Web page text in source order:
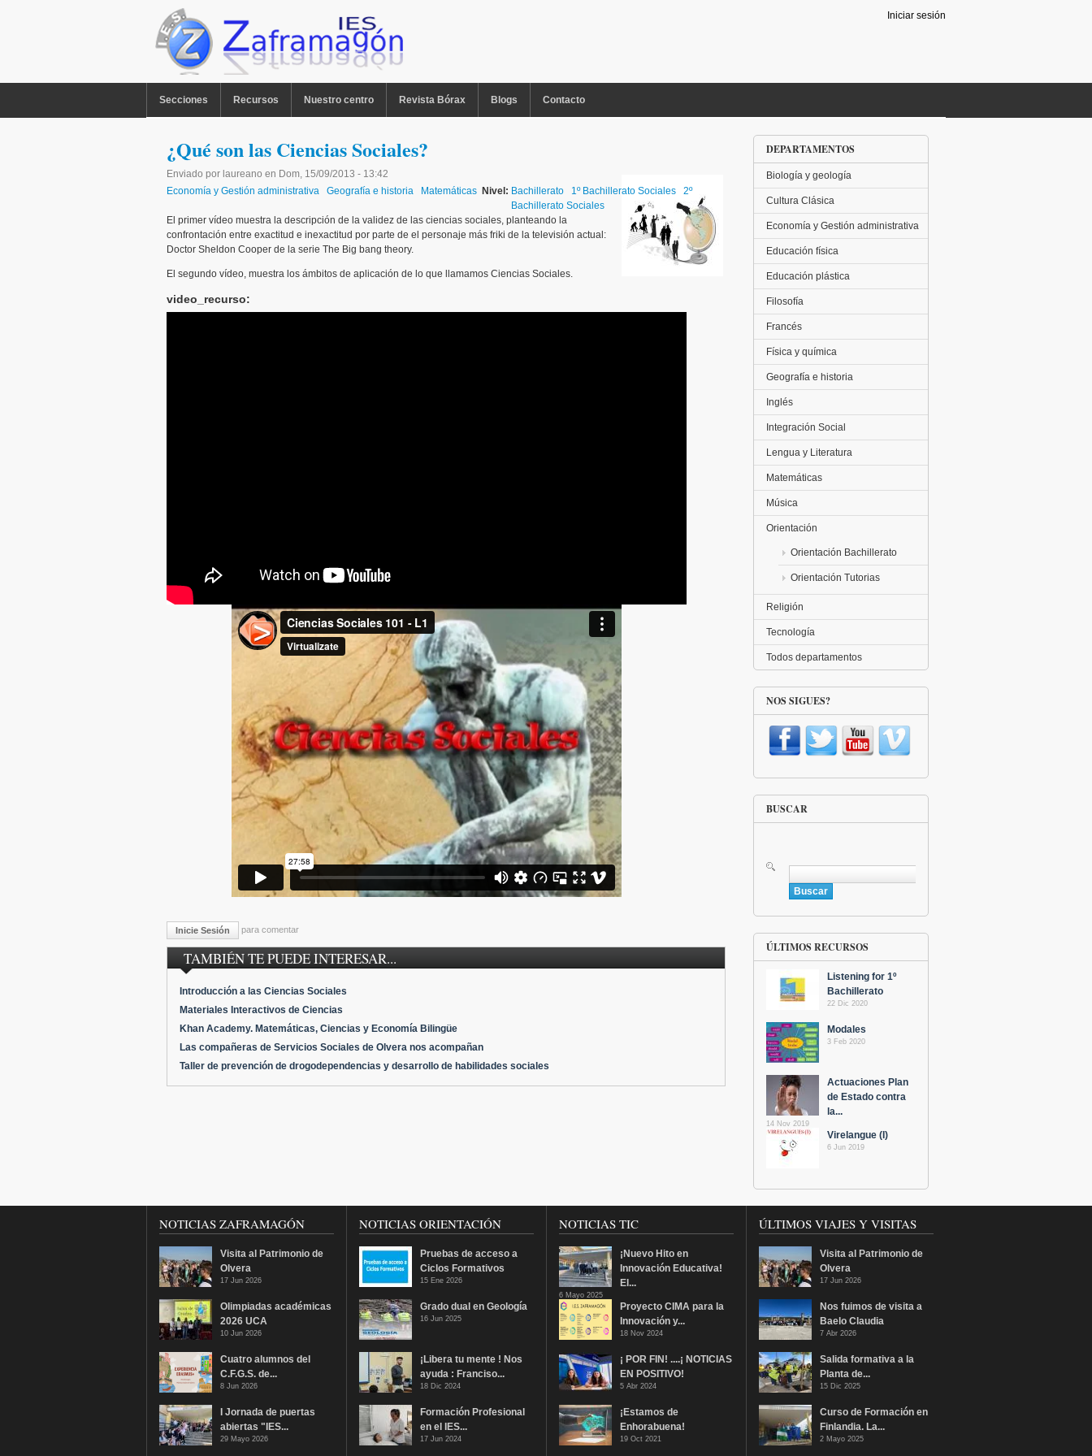
Iniciar sesión
Secciones Recursos Nuestro centro Revista Bórax Blogs Contacto
¿Qué son las Ciencias Sociales?
Enviado por laureano en Dom, 15/09/2013 - 13:42
Economía y Gestión administrativa
Geografía e historia Matemáticas Nivel: Bachillerato 1º Bachillerato Sociales
2º
Bachillerato Sociales
El primer vídeo muestra la descripción de la validez de las ciencias sociales, planteando la
confrontación entre exactitud e inexactitud por parte de el personaje más friki de la televisión actual:
Doctor Sheldon Cooper de la serie The Big bang theory.
El segundo vídeo, muestra los ámbitos de aplicación de lo que llamamos Ciencias Sociales.
video_recurso:
Inicie Sesión para comentar
TAMBIÉN TE PUEDE INTERESAR...
Introducción a las Ciencias Sociales
Materiales Interactivos de Ciencias
Khan Academy. Matemáticas, Ciencias y Economía Bilingüe
Las compañeras de Servicios Sociales de Olvera nos acompañan
Taller de prevención de drogodependencias y desarrollo de habilidades sociales
DEPARTAMENTOS
Biología y geología
Cultura Clásica
Economía y Gestión administrativa
Educación física
Educación plástica
Filosofía
Francés
Física y química
Geografía e historia
Inglés
Integración Social
Lengua y Literatura
Matemáticas
Música
Orientación
Orientación Bachillerato
Orientación Tutorias
Religión
Tecnología
Todos departamentos
NOS SIGUES?
BUSCAR
Buscar
ÚLTIMOS RECURSOS
Listening for 1º
Bachillerato
22 Dic 2020
Modales
3 Feb 2020
Actuaciones Plan
de Estado contra
la...
14 Nov 2019
Virelangue (I)
6 Jun 2019
NOTICIAS ZAFRAMAGÓN
Visita al Patrimonio de
Olvera
17 Jun 2026
Olimpiadas académicas
2026 UCA
10 Jun 2026
Cuatro alumnos del
C.F.G.S. de...
8 Jun 2026
I Jornada de puertas
abiertas "IES...
29 Mayo 2026
NOTICIAS ORIENTACIÓN
Pruebas de acceso a
Ciclos Formativos
15 Ene 2026
Grado dual en Geología
16 Jun 2025
¡Libera tu mente ! Nos
ayuda : Franciso...
18 Dic 2024
Formación Profesional
en el IES...
17 Jun 2024
NOTICIAS TIC
¡Nuevo Hito en
Innovación Educativa!
El...
6 Mayo 2025
Proyecto CIMA para la
Innovación y...
18 Nov 2024
¡ POR FIN! ....¡ NOTICIAS
EN POSITIVO!
5 Abr 2024
¡Estamos de
Enhorabuena!
19 Oct 2021
ÚLTIMOS VIAJES Y VISITAS
Visita al Patrimonio de
Olvera
17 Jun 2026
Nos fuimos de visita a
Baelo Claudia
7 Abr 2026
Salida formativa a la
Planta de...
15 Dic 2025
Curso de Formación en
Finlandia. La...
2 Mayo 2025